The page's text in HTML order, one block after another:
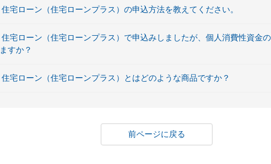
住宅ローン（住宅ローンプラス）の申込方法を教えてください。
住宅ローン（住宅ローンプラス）で申込みしましたが、個人消費性資金
すか？
住宅ローン（住宅ローンプラス）とはどのような商品ですか？
戻る